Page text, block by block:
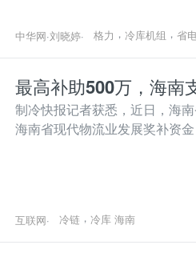
中华网·刘晓婷· 格力 ， 冷库机组 ， 省
最高补助500万，海南
制冷快报记者获悉，近日，海
海南省现代物流业发展奖补资
互联网· 冷链 ， 冷库 海南